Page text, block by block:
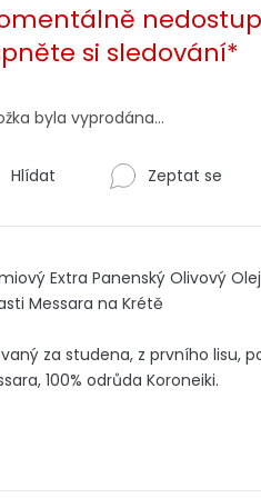
si sledování*
byla vyprodána…
Extra Panenský Olivový
Messara na Krétě
za studena, z prvního lisu,
100% odrůda Koroneiki.
Zeptat se
Hlídat